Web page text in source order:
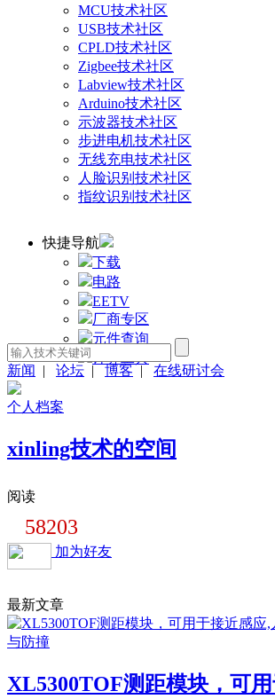
MCU技术社区
USB技术社区
CPLD技术社区
Zigbee技术社区
Labview技术社区
Arduino技术社区
示波器技术社区
步进电机技术社区
无线充电技术社区
人脸识别技术社区
指纹识别技术社区
快捷导航
下载
电路
EETV
厂商专区
元件查询
计算工具
新闻
| 论坛 | 博客 | 在线研讨会
个人档案
xinling技术的空间
阅读
58203
加为好友
最新文章
XL5300TOF测距模块，可